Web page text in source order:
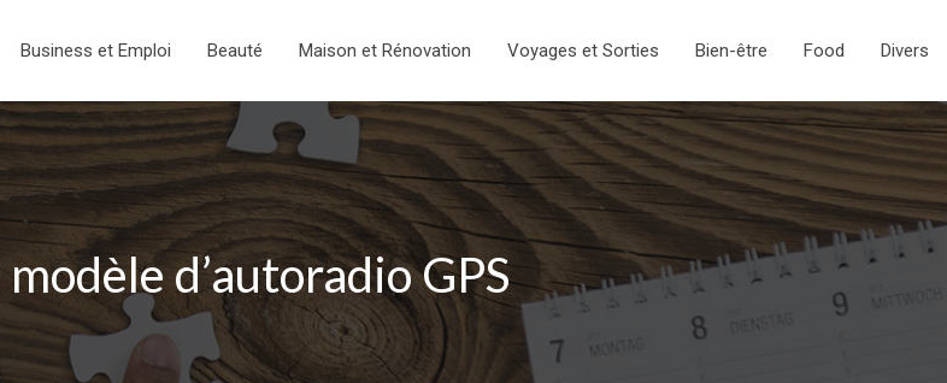
Business et Emploi Beauté Maison et Rénovation Voyages et Sorties Bien-être Food Divers
d’autoradio GPS